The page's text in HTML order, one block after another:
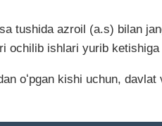
tushida azroil (a.s) bilan
ochilib ishlari yurib
oʻpgan kishi uchun,